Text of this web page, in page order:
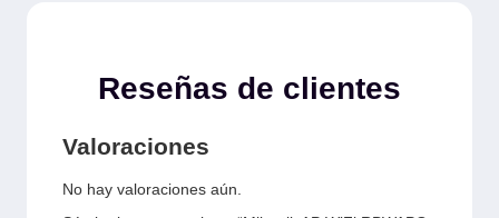
Reseñas de clientes
Valoraciones
No hay valoraciones aún.